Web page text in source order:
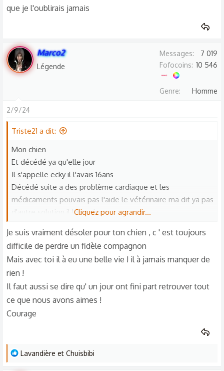
que je l'oublirais jamais
Marco2
Légende
Messages
7 019
Fofocoins 10 546
Genre Homme
2/9/24
Triste21 a dit:
Mon chien
Et décédé ya qu'elle jour
Il s'appelle ecky il l'avais 16ans
Décédé suite a des problème cardiaque et les
médicaments pouvais pas l'aide le vétérinaire ma dit ya pas
d'autre solution il long pique
Il me manque tellement que j'ai envie pleure
🥹 S'était toute ma vie mon pauvre amour j'ai pas pu lui
dire en revoir cars j'étais pas chez moi mais loin a 1h 😔
comment je me sens coupable j'aimerais tellement qu'il me
pardonne
Sache que je l'aime toute mon cœur que je suis désolée et
que je l'oublirais jamais
Cliquez pour agrandir...
Je suis vraiment désoler pour ton chien , c ' est toujours
difficile de perdre un fidèle compagnon
Mais avec toi il à eu une belle vie ! il à jamais manquer de
rien !
Il faut aussi se dire qu' un jour ont fini part retrouver tout
ce que nous avons aimes !
Courage
LLavandière et Chuisbibi